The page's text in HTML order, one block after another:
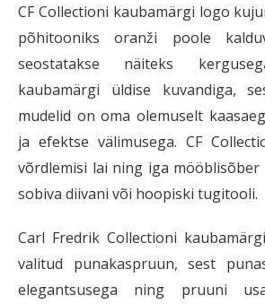
CF Collectioni kaubamärgi logo
põhitooniks oranži poole
seostatakse näiteks
kaubamärgi üldise kuvandiga,
mudelid on oma olemuselt
ja efektse välimusega. CF
võrdlemisi lai ning iga mööblisõber
sobiva diivani või hoopiski tugitooli.
Carl Fredrik Collectioni
valitud punakaspruun, sest
elegantsusega ning pruuni